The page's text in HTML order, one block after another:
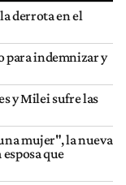
derrota en el
para indemnizar y
y Milei sufre las
mujer", la nueva
que